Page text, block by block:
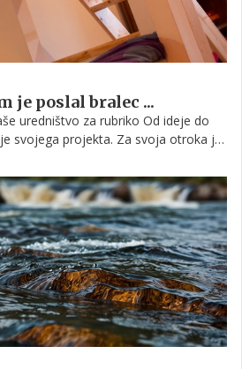
je poslal bralec ...
uredništvo za rubriko Od ideje do
svojega projekta. Za svoja otroka je